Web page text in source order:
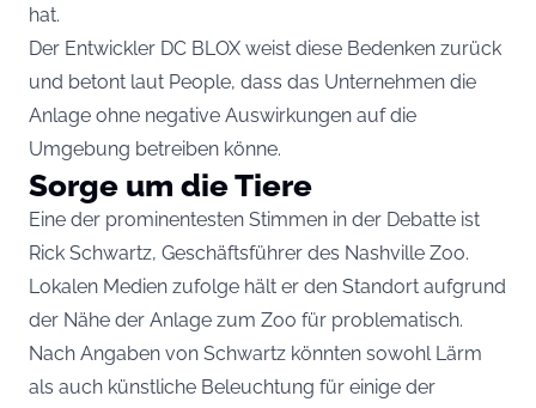
hat.
Der Entwickler DC BLOX weist diese Bedenken zurück
und betont laut People, dass das Unternehmen die
Anlage ohne negative Auswirkungen auf die
Umgebung betreiben könne.
Sorge um die Tiere
Eine der prominentesten Stimmen in der Debatte ist
Rick Schwartz, Geschäftsführer des Nashville Zoo.
Lokalen Medien zufolge hält er den Standort aufgrund
der Nähe der Anlage zum Zoo für problematisch.
Nach Angaben von Schwartz könnten sowohl Lärm
als auch künstliche Beleuchtung für einige der